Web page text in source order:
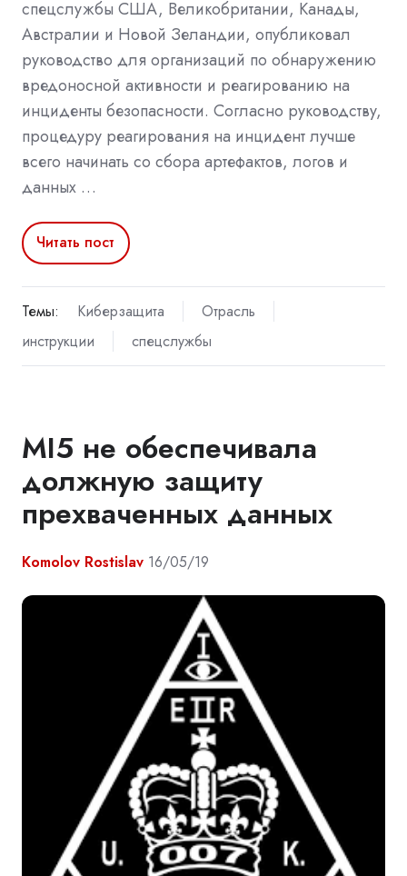
спецслужбы США, Великобритании, Канады,
Австралии и Новой Зеландии, опубликовал
руководство для организаций по обнаружению
вредоносной активности и реагированию на
инциденты безопасности. Согласно руководству,
процедуру реагирования на инцидент лучше
всего начинать со сбора артефактов, логов и
данных …
Читать пост
Темы: Киберзащита
Отрасль
инструкции
спецслужбы
MI5 не обеспечивала
должную защиту
прехваченных данных
Komolov Rostislav 16/05/19